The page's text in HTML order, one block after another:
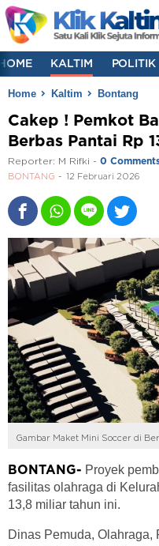
KALTIM POLITIK
Home Kaltim Bontang
Cakep ! Pemkot
Berbas Pantai Rp
Reporter: M Rifki - 0
BONTANG 12 Februari 2026
Gambar Maket Mini Soccer di
BONTANG- Proyek
fasilitas olahraga di
13,8 miliar tahun ini.
Dinas Pemuda,